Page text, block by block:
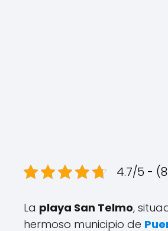
4.7/5 -
La playa San Telmo,
hermoso municipio de